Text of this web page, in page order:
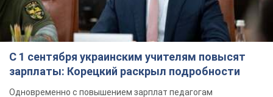
С 1 сентября украинским учителям повысят
зарплаты: Корецкий раскрыл подробности
Одновременно с повышением зарплат педагогам